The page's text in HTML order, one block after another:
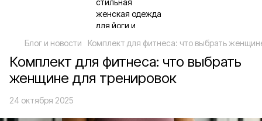
Блог и новости Комплект для фитнеса: что выбрать
Комплект для фитнеса: что выбрать
женщине для тренировок
24 октября 2025